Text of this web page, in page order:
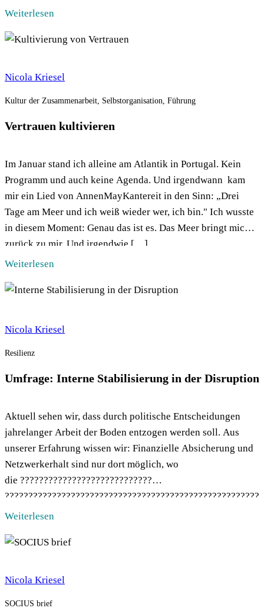
Netzwerken – und am Ende eine offene Frage […]
Weiterlesen
Nicola Kriesel
Kultur der Zusammenarbeit, Selbstorganisation, Führung
Vertrauen kultivieren
Im Januar stand ich alleine am Atlantik in Portugal. Kein
Programm und auch keine Agenda. Und irgendwann kam
mir ein Lied von AnnenMayKantereit in den Sinn: „Drei
Tage am Meer und ich weiß wieder wer, ich bin." Ich wusste
in diesem Moment: Genau das ist es. Das Meer bringt mich
zurück zu mir. Und irgendwie […]
Weiterlesen
Nicola Kriesel
Resilienz
Umfrage: Interne Stabilisierung in der Disruption
Aktuell sehen wir, dass durch politische Entscheidungen
jahrelanger Arbeit der Boden entzogen werden soll. Aus
unserer Erfahrung wissen wir: Finanzielle Absicherung und
Netzwerkerhalt sind nur dort möglich, wo
die ????????????????????????????
Wenn das Vertrauen im Team bricht, wird es schwer für die
???????????? ????????????????????????????ä????????????
zurückzugewinnen und […]
Weiterlesen
Nicola Kriesel
SOCIUS brief